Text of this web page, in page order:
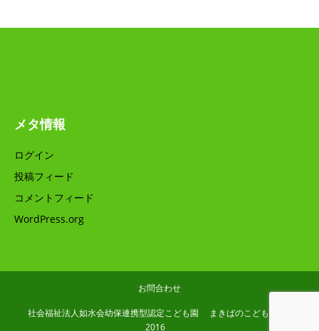
メタ情報
ログイン
投稿フィード
コメントフィード
WordPress.org
お問合わせ
社会福祉法人如水会幼保連携型認定こども園 まきばのこども園 (C)
2016